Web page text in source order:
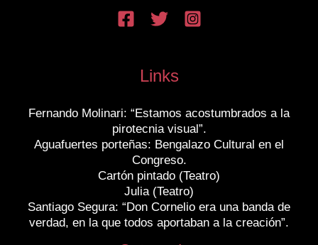
Links
Fernando Molinari: “Estamos acostumbrados a la
pirotecnia visual”.
Aguafuertes porteñas: Bengalazo Cultural en el
Congreso.
Cartón pintado (Teatro)
Julia (Teatro)
Santiago Segura: “Don Cornelio era una banda de
verdad, en la que todos aportaban a la creación”.